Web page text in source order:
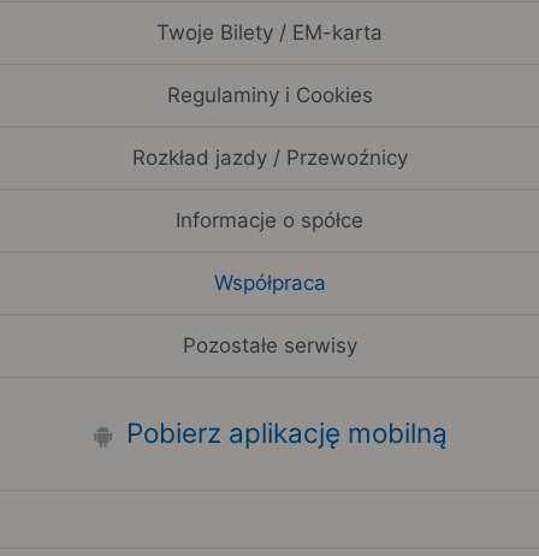
Twoje Bilety / EM-karta
Regulaminy i Cookies
Rozkład jazdy / Przewoźnicy
Informacje o spółce
Współpraca
Pozostałe serwisy
Pobierz aplikację mobilną